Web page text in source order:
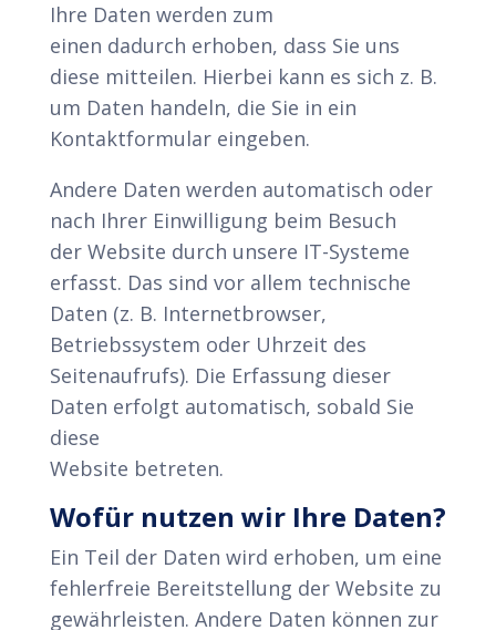
Ihre Daten werden zum
einen dadurch erhoben, dass Sie uns
diese mitteilen. Hierbei kann es sich z. B.
um Daten handeln, die Sie in ein
Kontaktformular eingeben.
Andere Daten werden automatisch oder
nach Ihrer Einwilligung beim Besuch
der Website durch unsere IT-Systeme
erfasst. Das sind vor allem technische
Daten (z. B. Internetbrowser,
Betriebssystem oder Uhrzeit des
Seitenaufrufs). Die Erfassung dieser
Daten erfolgt automatisch, sobald Sie
diese
Website betreten.
Wofür nutzen wir Ihre Daten?
Ein Teil der Daten wird erhoben, um eine
fehlerfreie Bereitstellung der Website zu
gewährleisten. Andere Daten können zur